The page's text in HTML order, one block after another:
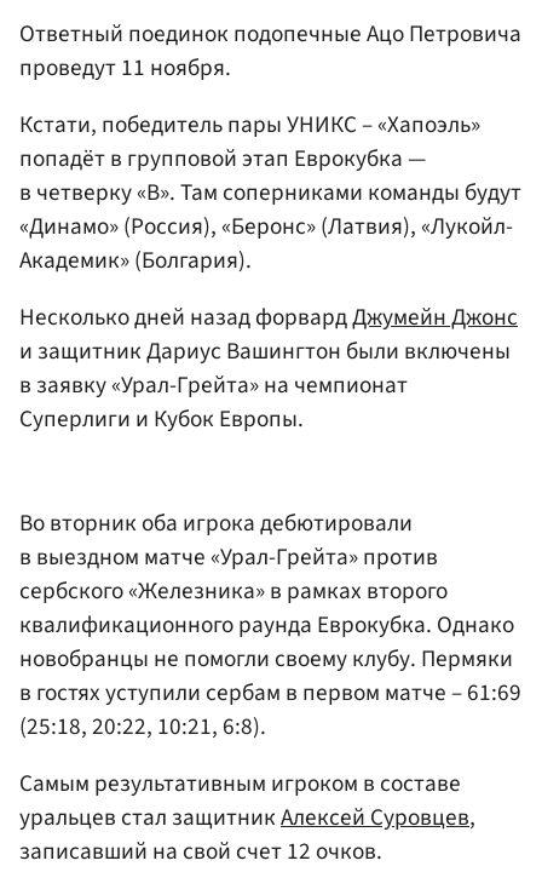
Ответный поединок подопечные Ацо Петровича
проведут 11 ноября.
Кстати, победитель пары УНИКС – «Хапоэль»
попадёт в групповой этап Еврокубка —
в четверку «B». Там соперниками команды будут
«Динамо» (Россия), «Беронс» (Латвия), «Лукойл-
Академик» (Болгария).
Несколько дней назад форвардДжумейн Джонс
и защитник Дариус Вашингтон были включены
в заявку «Урал-Грейта» на чемпионат
Суперлиги и Кубок Европы.
Во вторник оба игрока дебютировали
в выездном матче «Урал-Грейта» против
сербского «Железника» в рамках второго
квалификационного раунда Еврокубка. Однако
новобранцы не помогли своему клубу. Пермяки
в гостях уступили сербам в первом матче – 61:69
(25:18, 20:22, 10:21, 6:8).
Самым результативным игроком в составе
уральцев стал защитникАлексей Суровцев,
записавший на свой счет 12 очков.